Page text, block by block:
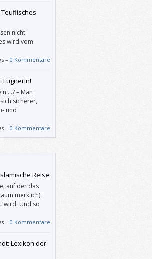
Teuflisches
nicht
wird vom
gedacht ist.
wenn
eines
auf alle
– 0 Kommentare
Lügnerin!
…? – Man
sicherer,
und
Schluss des
– 0 Kommentare
Reise
auf der das
merklich)
wird. Und so
man so wie ich
Buch
aber nicht in
– 0 Kommentare
Lexikon der